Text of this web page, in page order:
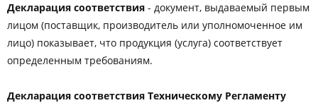
Декларация соответствия - документ, выдаваемый первым
лицом (поставщик, производитель или уполномоченное им
лицо) показывает, что продукция (услуга) соответствует
определенным требованиям.
Декларация соответствия Техническому Регламенту